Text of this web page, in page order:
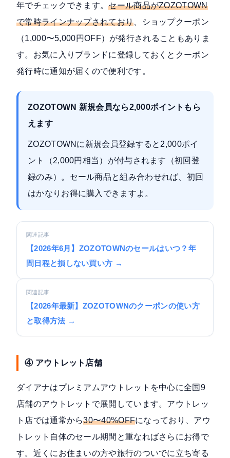
年でチェックできます。セール商品がZOZOTOWN
で常時ラインナップされており 、ショップクーポン
（1,000〜5,000円OFF）が発行されることもありま
す。お気に入りブランドに登録しておくとクーポン
発行時に通知が届くので便利です。
ZOZOTOWN 新規会員なら2,000ポイントもら
えます
ZOZOTOWNに新規会員登録すると2,000ポイ
ント（2,000円相当）が付与されます（初回登
録のみ）。セール商品と組み合わせれば、初回
はかなりお得に購入できますよ。
関連記事
【2026年6月】ZOZOTOWNのセールはいつ？年
間日程と損しない買い方 →
関連記事
【2026年最新】ZOZOTOWNのクーポンの使い方
と取得方法 →
④ アウトレット店舗
ダイアナはプレミアムアウトレットを中心に全国9
店舗のアウトレットで展開しています。アウトレッ
ト店では通常から30〜40%OFFになっており、アウ
トレット自体のセール期間と重なればさらにお得で
す。近くにお住まいの方や旅行のついでに立ち寄る